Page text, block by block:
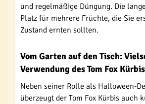
und regelmäßige Düngung. Die
Platz für mehrere Früchte, die Sie
Zustand ernten sollten.
Vom Garten auf den Tisch:
Verwendung des Tom Fox Kürbis
Neben seiner Rolle als Halloween-
überzeugt der Tom Fox Kürbis auch